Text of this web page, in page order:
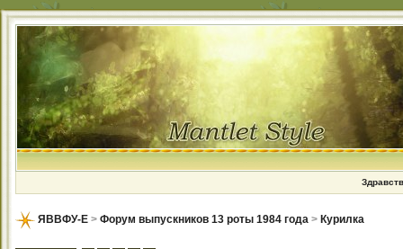
ЯВВФУ-Е > Форум выпускников 13 роты 1984 года > Курилка